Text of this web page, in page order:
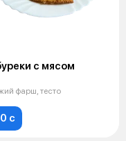
с мясом
фарш, тесто
c